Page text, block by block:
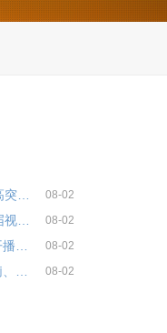
16岁佟知玲长势惊人！身高突破17... 08-02
51岁佘诗曼再创神话！四届视后登... 08-02
08-02
08-02